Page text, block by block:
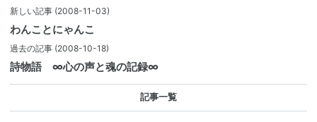
新しい記事 (2008-11-03)
わんことにゃんこ
過去の記事 (2008-10-18)
詩物語 ∞心の声と魂の記録∞
記事一覧